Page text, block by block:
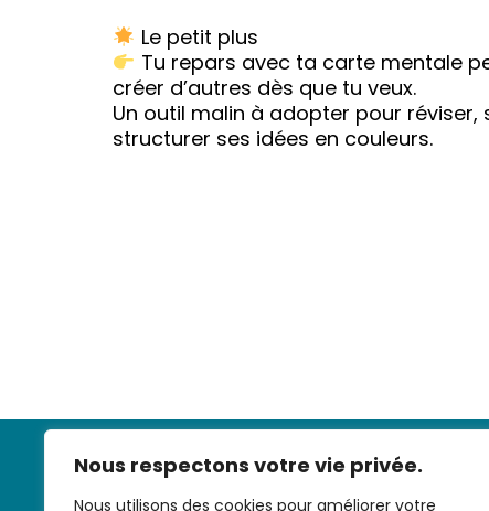
Nous respectons votre vie privée.
Nous utilisons des cookies pour améliorer votre
Le petit plus
Tu repars avec ta carte mentale
créer d’autres dès que tu veux.
Un outil malin à adopter pour
structurer ses idées en couleurs.